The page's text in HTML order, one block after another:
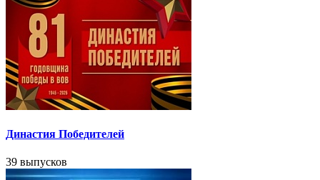
Династия Победителей
39 выпусков